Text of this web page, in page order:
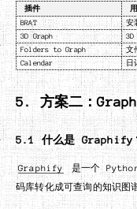
插件
BRAT
安
3D Graph
Folders to Graph
文
Calendar
日
5. 方案二：
5.1 什么是 Graphify
Graphify 是一个
码库转化成可查询的知识图